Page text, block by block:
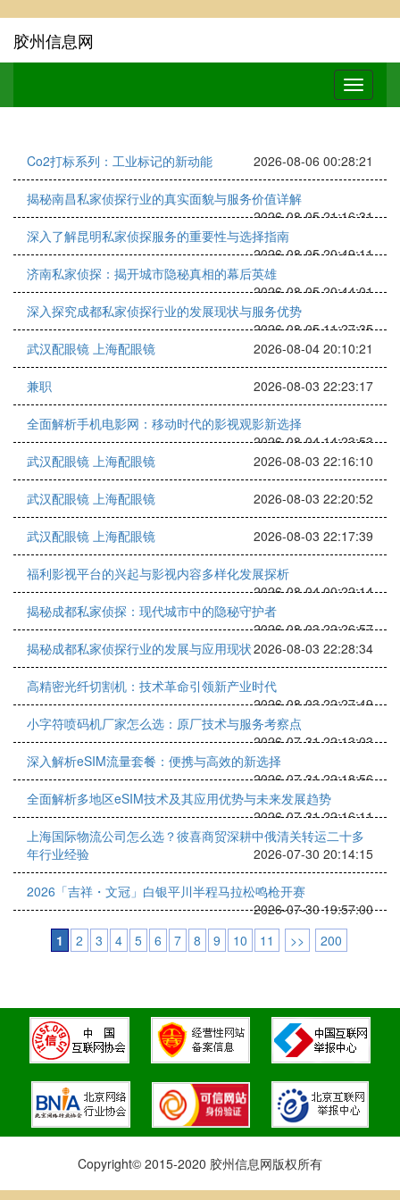
胶州信息网
Co2打标系列：工业标记的新动能 2026-08-06 00:28:21
揭秘南昌私家侦探行业的真实面貌与服务价值详解
2026-08-05 21:16:31
深入了解昆明私家侦探服务的重要性与选择指南
2026-08-05 20:49:11
济南私家侦探：揭开城市隐秘真相的幕后英雄
2026-08-05 20:44:01
深入探究成都私家侦探行业的发展现状与服务优势
2026-08-05 11:27:35
武汉配眼镜 上海配眼镜
2026-08-04 20:10:21
兼职 2026-08-03 22:23:17
全面解析手机电影网：移动时代的影视观影新选择
2026-08-04 14:23:53
武汉配眼镜 上海配眼镜
2026-08-03 22:16:10
武汉配眼镜 上海配眼镜 2026-08-03 22:20:52
武汉配眼镜 上海配眼镜 2026-08-03 22:17:39
福利影视平台的兴起与影视内容多样化发展探析
2026-08-04 00:22:14
揭秘成都私家侦探：现代城市中的隐秘守护者
2026-08-03 22:26:57
揭秘成都私家侦探行业的发展与应用现状2026-08-03 22:28:34
高精密光纤切割机：技术革命引领新产业时代
2026-08-03 22:27:49
小字符喷码机厂家怎么选：原厂技术与服务考察点
2026-07-31 22:13:03
深入解析eSIM流量套餐：便携与高效的新选择
2026-07-31 22:18:56
全面解析多地区eSIM技术及其应用优势与未来发展趋势
2026-07-31 22:16:11
上海国际物流公司怎么选？彼喜商贸深耕中俄清关转运二十多
年行业经验
2026-07-30 20:14:15
2026「吉祥・文冠」白银平川半程马拉松鸣枪开赛
2026-07-30 19:57:00
1
2 3 4 5 6 7 8 9 10 11 >> 200
Copyright© 2015-2020 胶州信息网版权所有